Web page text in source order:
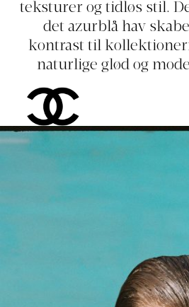
teksturer og tidløs stil.
det azurblå hav
kontrast til
naturlige glød og